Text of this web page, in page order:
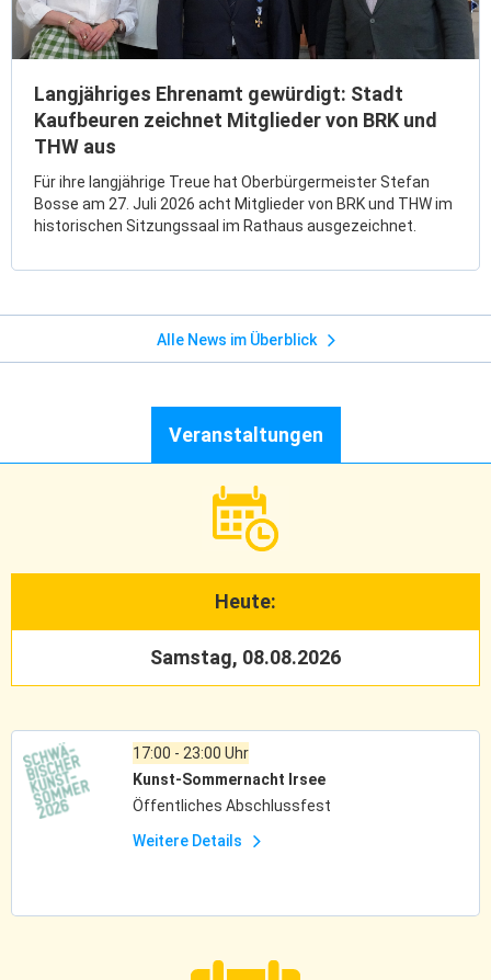
Langjähriges Ehrenamt gewürdigt: Stadt
Kaufbeuren zeichnet Mitglieder von BRK und
THW aus
Für ihre langjährige Treue hat Oberbürgermeister Stefan
Bosse am 27. Juli 2026 acht Mitglieder von BRK und THW im
historischen Sitzungssaal im Rathaus ausgezeichnet.
Alle News im Überblick
Veranstaltungen
Heute:
Samstag, 08.08.2026
17:00 - 23:00 Uhr
Kunst-Sommernacht Irsee
Öffentliches Abschlussfest
Weitere Details